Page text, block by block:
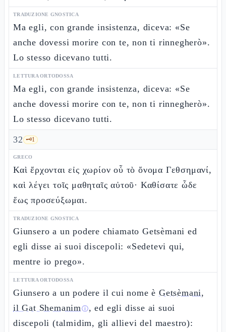
TRADUZIONE GNOSTICA
Ma egli, con grande insistenza, diceva: «Se
anche dovessi morire con te, non ti rinnegherò».
Lo stesso dicevano tutti.
LETTURA ORTODOSSA
Ma egli, con grande insistenza, diceva: «Se
anche dovessi morire con te, non ti rinnegherò».
Lo stesso dicevano tutti.
32 🗝️1
GRECO
Καὶ ἔρχονται εἰς χωρίον οὗ τὸ ὄνομα Γεθσημανί,
καὶ λέγει τοῖς μαθηταῖς αὐτοῦ· Καθίσατε ὧδε
ἕως προσεύξωμαι.
TRADUZIONE GNOSTICA
Giunsero a un podere chiamato Getsèmani ed
egli disse ai suoi discepoli: «Sedetevi qui,
mentre io prego».
LETTURA ORTODOSSA
Giunsero a un podere il cui nome è Getsèmani,
il Gat Shemanimⓘ, ed egli disse ai suoi
discepoli (talmidim, gli allievi del maestro):